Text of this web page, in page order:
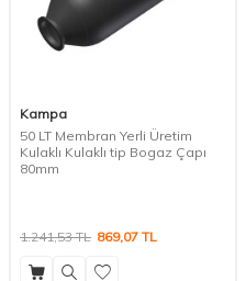
Kampa
50 LT Membran Yerli Üretim
Kulaklı Kulaklı tip Bogaz Çapı
80mm
1.241,53TL 869,07 TL